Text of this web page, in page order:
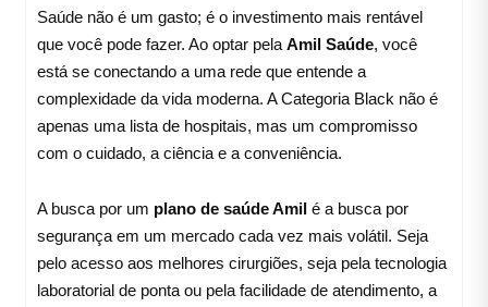
Saúde não é um gasto; é o investimento mais rentável
que você pode fazer. Ao optar pela Amil Saúde, você
está se conectando a uma rede que entende a
complexidade da vida moderna. A Categoria Black não é
apenas uma lista de hospitais, mas um compromisso
com o cuidado, a ciência e a conveniência.
A busca por um plano de saúde Amil é a busca por
segurança em um mercado cada vez mais volátil. Seja
pelo acesso aos melhores cirurgiões, seja pela tecnologia
laboratorial de ponta ou pela facilidade de atendimento, a